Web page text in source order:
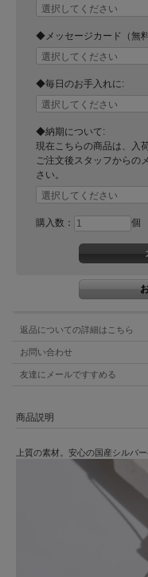
◆メッセージカード（無
◆毎日のお手入れに:
◆納期について:
現在こちらの商品は、入
ご注文後スタッフからの
さい。
購入数： 個
返品についての詳細はこちら
お問い合わせ
友達にメールですすめる
商品説明
上質の素材。安心の国産シルバ